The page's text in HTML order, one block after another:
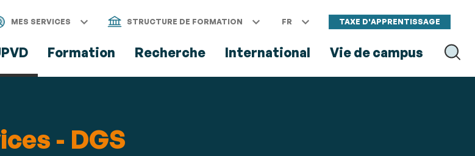
au
directs
MES SERVICES STRUCTURE DE FORMATION FR TAXE D'APPRENTISSAGE
Formation Recherche International Vie de campus
- DGS